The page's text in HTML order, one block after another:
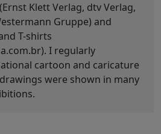
Klett Verlag, dtv Verlag,
Gruppe) and
T-shirts
I regularly
cartoon and caricature
were shown in many